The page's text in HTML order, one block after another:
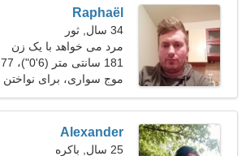
Raphaël
34 سال, ثور
مرد می خواهد با یک زن
ملاقات کند 26-30
181 سانتی متر (6'0")، 77
کیلوگرم (169 پوند)
موج سواری، برای نواختن
گیتار
Alexander
25 سال, باکره